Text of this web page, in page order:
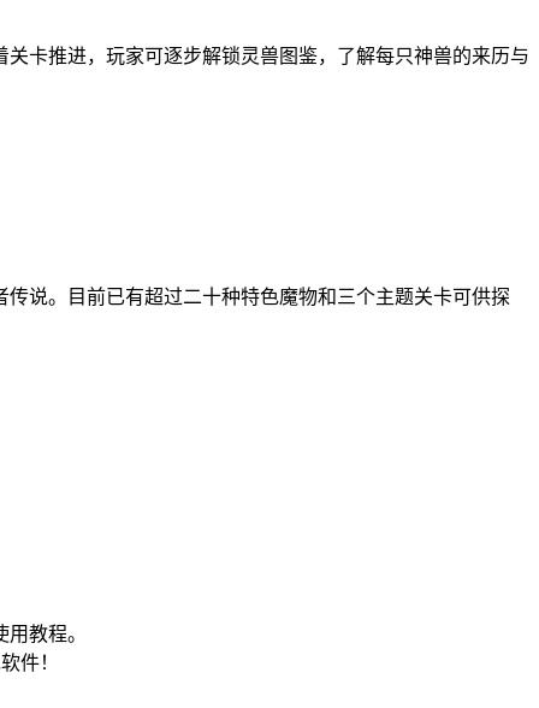
卡推进，玩家可逐步解锁灵兽图鉴，了解每只神兽的来历与
说。目前已有超过二十种特色魔物和三个主题关卡可供探
教程。
件！